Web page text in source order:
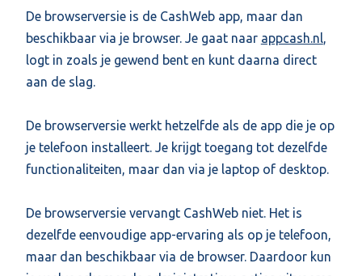
De browserversie is de CashWeb app, maar dan
beschikbaar via je browser. Je gaat naar appcash.nl,
logt in zoals je gewend bent en kunt daarna direct
aan de slag.
De browserversie werkt hetzelfde als de app die je op
je telefoon installeert. Je krijgt toegang tot dezelfde
functionaliteiten, maar dan via je laptop of desktop.
De browserversie vervangt CashWeb niet. Het is
dezelfde eenvoudige app-ervaring als op je telefoon,
maar dan beschikbaar via de browser. Daardoor kun